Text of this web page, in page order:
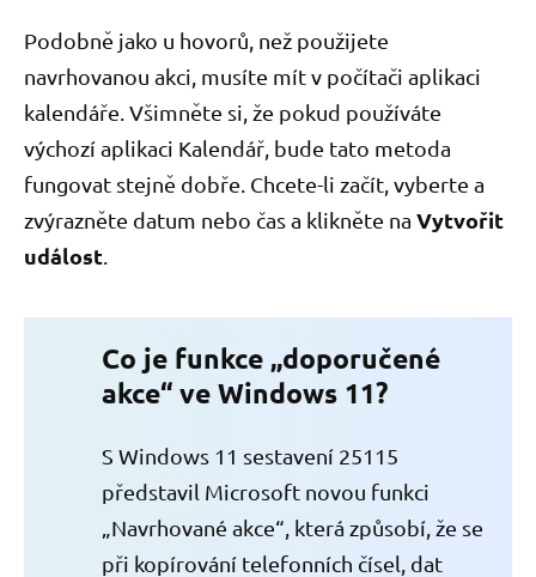
Podobně jako u hovorů, než použijete
navrhovanou akci, musíte mít v počítači aplikaci
kalendáře. Všimněte si, že pokud používáte
výchozí aplikaci Kalendář, bude tato metoda
fungovat stejně dobře. Chcete-li začít, vyberte a
zvýrazněte datum nebo čas a klikněte na Vytvořit
událost.
Co je funkce „doporučené
akce“ ve Windows 11?
S Windows 11 sestavení 25115
představil Microsoft novou funkci
„Navrhované akce“, která způsobí, že se
při kopírování telefonních čísel, dat